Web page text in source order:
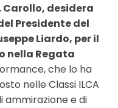
desidera
Presidente del
Liardo, per il
nella Regata
che lo ha
nelle Classi ILCA
ammirazione e di